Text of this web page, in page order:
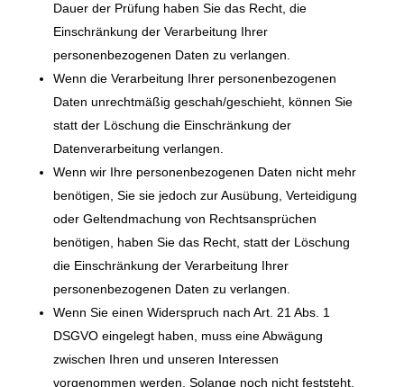
Dauer der Prüfung haben Sie das Recht, die
Einschränkung der Verarbeitung Ihrer
personenbezogenen Daten zu verlangen.
Wenn die Verarbeitung Ihrer personenbezogenen
Daten unrechtmäßig geschah/geschieht, können Sie
statt der Löschung die Einschränkung der
Datenverarbeitung verlangen.
Wenn wir Ihre personenbezogenen Daten nicht mehr
benötigen, Sie sie jedoch zur Ausübung, Verteidigung
oder Geltendmachung von Rechtsansprüchen
benötigen, haben Sie das Recht, statt der Löschung
die Einschränkung der Verarbeitung Ihrer
personenbezogenen Daten zu verlangen.
Wenn Sie einen Widerspruch nach Art. 21 Abs. 1
DSGVO eingelegt haben, muss eine Abwägung
zwischen Ihren und unseren Interessen
vorgenommen werden. Solange noch nicht feststeht,